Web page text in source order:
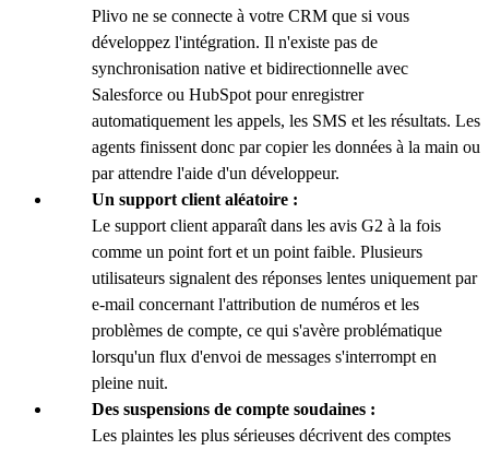
Plivo ne se connecte à votre CRM que si vous
développez l'intégration. Il n'existe pas de
synchronisation native et bidirectionnelle avec
Salesforce ou HubSpot pour enregistrer
automatiquement les appels, les SMS et les résultats. Les
agents finissent donc par copier les données à la main ou
par attendre l'aide d'un développeur.
Un support client aléatoire :
Le support client apparaît dans les avis G2 à la fois
comme un point fort et un point faible. Plusieurs
utilisateurs signalent des réponses lentes uniquement par
e-mail concernant l'attribution de numéros et les
problèmes de compte, ce qui s'avère problématique
lorsqu'un flux d'envoi de messages s'interrompt en
pleine nuit.
Des suspensions de compte soudaines :
Les plaintes les plus sérieuses décrivent des comptes